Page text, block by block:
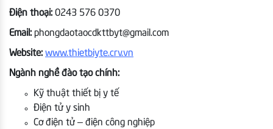
Điện thoại: 0243 576 0370
Email: phongdaotaocdkttbyt@gmail.com
Website: www.thietbiyte.crv.vn
Ngành nghề đào tạo chính:
Kỹ thuật thiết bị y tế
Điện tử y sinh
Cơ điện tử – điện công nghiệp